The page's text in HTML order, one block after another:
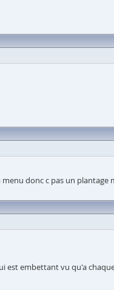
donc c pas un plantage
est embettant vu qu'a